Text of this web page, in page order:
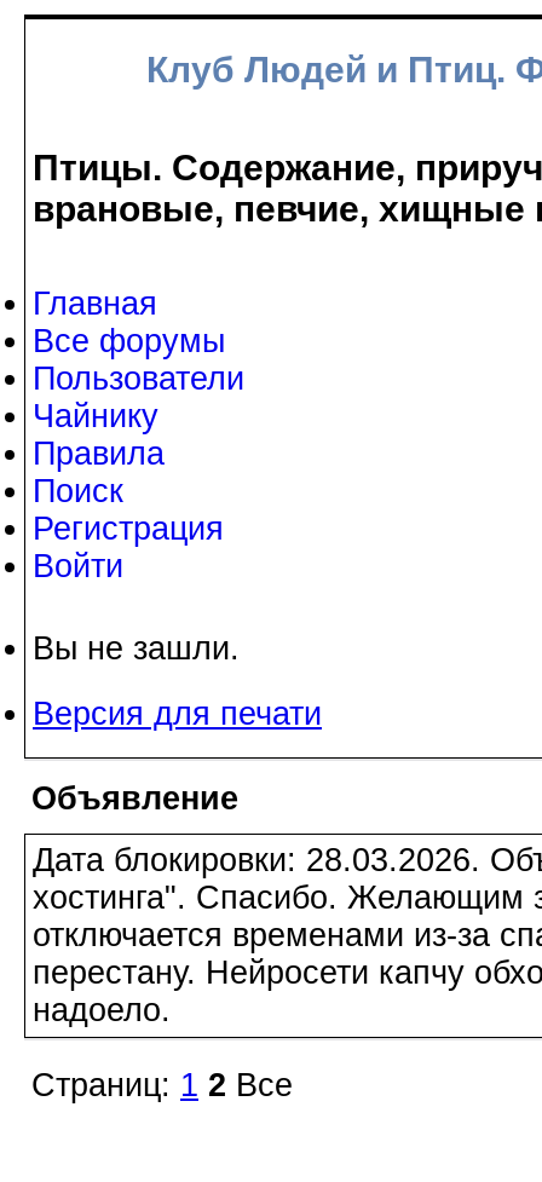
Клуб Людей и Птиц.
Птицы. Содержание,
врановые, певчие, хищные
Главная
Все форумы
Пользователи
Чайнику
Правила
Поиск
Регистрация
Войти
Вы не зашли.
Версия для печати
Объявление
Дата блокировки: 28.03.2026.
хостинга". Спасибо. Желающим
отключается временами из-за
перестану. Нейросети капчу
надоело.
Страниц: 1 2 Все